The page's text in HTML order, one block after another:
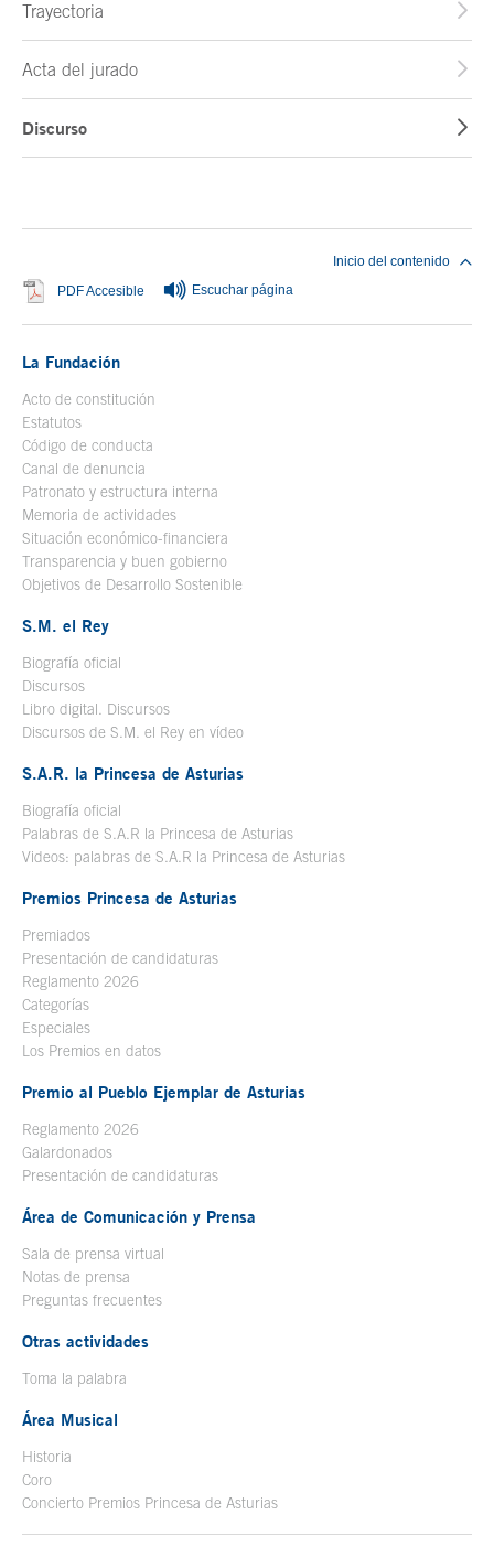
Trayectoria
Acta del jurado
Discurso
PDF Accesible Se abre en ventana nueva
Escuchar página
Inicio del contenido
La Fundación
Acto de constitución
Estatutos
Código de conducta
Canal de denuncia
Patronato y estructura interna
Memoria de actividades
Situación económico-financiera
Transparencia y buen gobierno
Objetivos de Desarrollo Sostenible
S.M. el Rey
Biografía oficial
Discursos
Libro digital. Discursos
Discursos de S.M. el Rey en vídeo
S.A.R. la Princesa de Asturias
Biografía oficial
Palabras de S.A.R la Princesa de Asturias
Videos: palabras de S.A.R la Princesa de Asturias
Premios Princesa de Asturias
Premiados
Presentación de candidaturas
Reglamento 2026
Categorías
Especiales
Los Premios en datos
Premio al Pueblo Ejemplar de Asturias
Reglamento 2026
Galardonados
Presentación de candidaturas
Área de Comunicación y Prensa
Sala de prensa virtual
Notas de prensa
Preguntas frecuentes
Otras actividades
Toma la palabra
Área Musical
Historia
Coro
Concierto Premios Princesa de Asturias